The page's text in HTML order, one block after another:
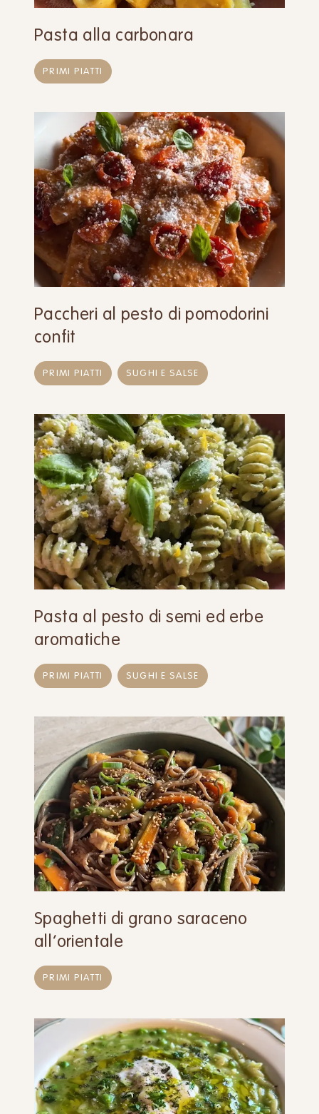
Pasta alla carbonara
PRIMI PIATTI
Paccheri al pesto di pomodorini
confit
PRIMI PIATTI SUGHI E SALSE
Pasta al pesto di semi ed erbe
aromatiche
PRIMI PIATTI SUGHI E SALSE
Spaghetti di grano saraceno
all’orientale
PRIMI PIATTI